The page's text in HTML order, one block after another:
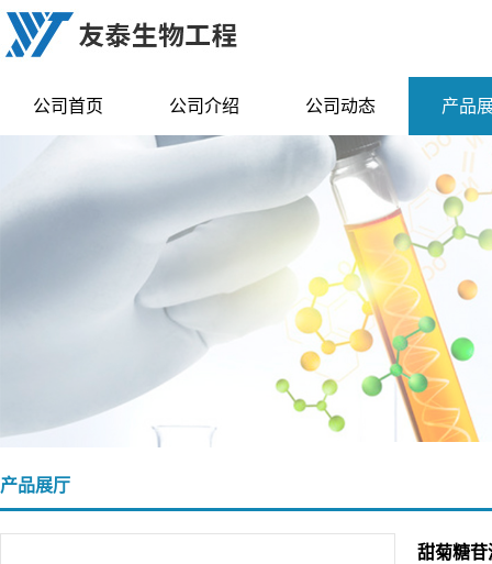
公司首页 公司介绍 公司动态 产品
产品展厅
甜菊糖苷